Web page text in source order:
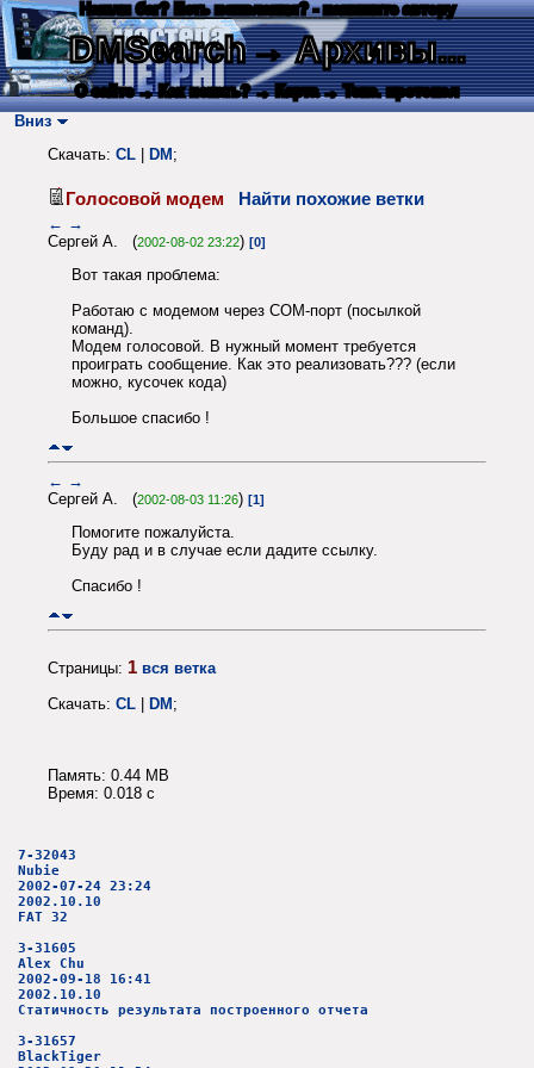
Нашли баг? Есть пожелания? - напишите автору
DMSearch→ Архивы...
О сайте → Как искать? → Карта → Текс. протокол
Вниз
Скачать: CL DM ;
Голосовой модем Найти похожие ветки
← →
Сергей А. (2002-08-02 23:22) [0]
Вот такая проблема:
Работаю с модемом через COM-порт (посылкой
команд).
Модем голосовой. В нужный момент требуется
проиграть сообщение. Как это реализовать??? (если
можно, кусочек кода)
Большое спасибо !
← →
Сергей А. (2002-08-03 11:26) [1]
Помогите пожалуйста.
Буду рад и в случае если дадите ссылку.
Спасибо !
Страницы: 1 вся ветка
Скачать: CL DM ;
Память: 0.44 MB
Время: 0.018 c
7-32043
Nubie
2002-07-24 23:24
2002.10.10
FAT 32
3-31605
Alex Chu
2002-09-18 16:41
2002.10.10
Статичность результата построенного отчета
3-31657
BlackTiger